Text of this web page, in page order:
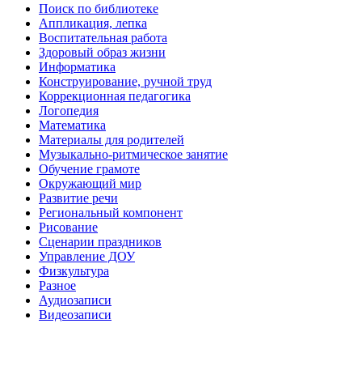
Поиск по библиотеке
Аппликация, лепка
Воспитательная работа
Здоровый образ жизни
Информатика
Конструирование, ручной труд
Коррекционная педагогика
Логопедия
Математика
Материалы для родителей
Музыкально-ритмическое занятие
Обучение грамоте
Окружающий мир
Развитие речи
Региональный компонент
Рисование
Сценарии праздников
Управление ДОУ
Физкультура
Разное
Аудиозаписи
Видеозаписи